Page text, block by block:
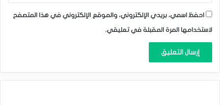
احفظ اسمي، بريدي الإلكتروني، والموقع الإلكتروني في هذا المتصفح
لاستخدامها المرة المقبلة في تعليقي.